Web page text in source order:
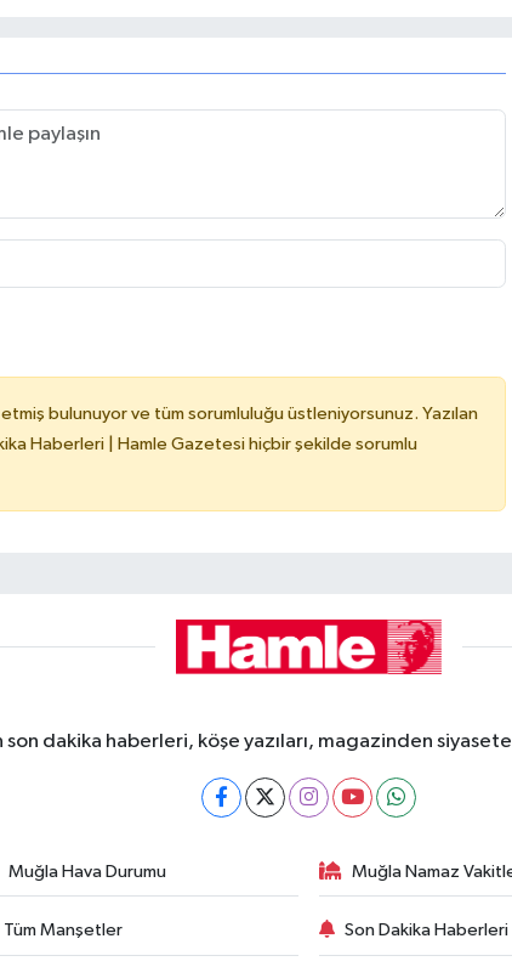
etmiş bulunuyor ve tüm sorumluluğu üstleniyorsunuz. Yazılan
Haberleri | Hamle Gazetesi hiçbir şekilde sorumlu
dakika haberleri, köşe yazıları, magazinden
Muğla Hava Durumu Muğla Namaz
Tüm Manşetler Son Dakika Haberleri